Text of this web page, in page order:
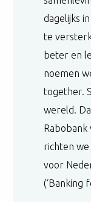
dagelijks
te
beter en
noemen
together.
wereld.
Rabobank
richten we
voor
(‘Banking